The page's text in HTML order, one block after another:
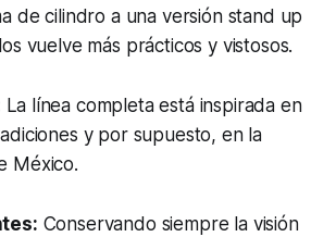
de cilindro a una versión stand up
vuelve más prácticos y vistosos.
La línea completa está inspirada en
y por supuesto, en la
México.
Conservando siempre la visión